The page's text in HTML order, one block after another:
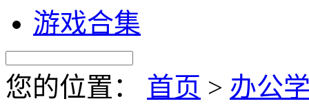
游戏合集
您的位置： 首页 > 办公